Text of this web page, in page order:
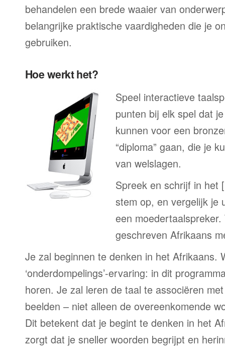
behandelen een brede waaier van
belangrijke praktische vaardigheden die je
gebruiken.
Hoe werkt het?
Speel interactieve
punten bij elk spel dat
kunnen voor een
“diploma” gaan, die je
van welslagen.
Spreek en schrijf in het
stem op, en vergelijk je
een
geschreven Afrikaans
Je zal beginnen te denken in het Afrikaans.
‘onderdompelings’-ervaring: in dit
horen. Je zal leren de taal te associëren
beelden – niet alleen de overeenkomende
Dit betekent dat je begint te denken in het
zorgt dat je sneller woorden begrijpt en